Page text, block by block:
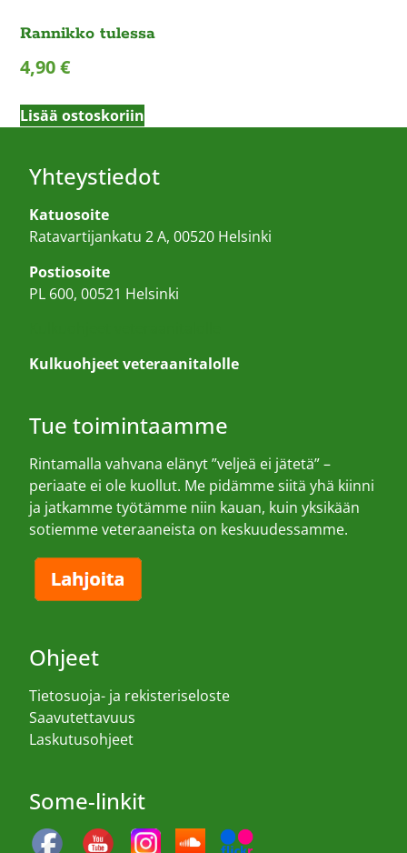
Rannikko tulessa
4,90€
Lisää ostoskoriin
Yhteystiedot
Katuosoite
Ratavartijankatu 2 A, 00520 Helsinki
Postiosoite
PL 600, 00521 Helsinki
Kulkuohjeet veteraanitalolle
Tue toimintaamme
Rintamalla vahvana elänyt ”veljeä ei jätetä” –
periaate ei ole kuollut. Me pidämme siitä yhä kiinni
ja jatkamme työtämme niin kauan, kuin yksikään
sotiemme veteraaneista on keskuudessamme.
Ohjeet
Tietosuoja- ja rekisteriseloste
Saavutettavuus
Laskutusohjeet
Some-linkit